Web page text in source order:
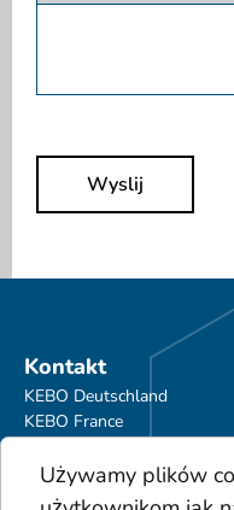
Wyslij
Kontakt
KEBO Deutschland
KEBO France
Do pobrania
Używamy plików